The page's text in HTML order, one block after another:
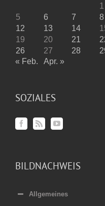
1
5
6 7 8
12
13 14
19
20 21
26
27 28
« Feb.
Apr. »
SOZIALES
BILDNACHWEIS
Allgemeines